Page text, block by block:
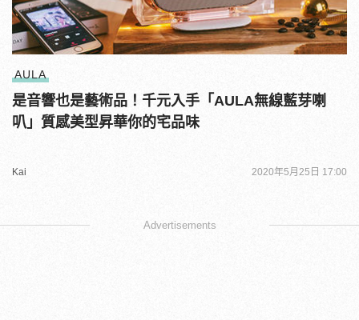
AULA
是音響也是藝術品！千元入手「AULA無線藍芽喇
叭」質感美型昇華你的宅品味
Kai 2020年5月25日 17:00
Advertisements